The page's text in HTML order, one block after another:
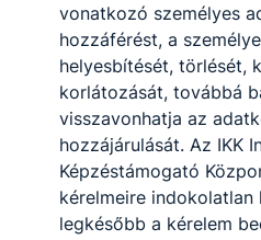
vonatkozó személyes
hozzáférést, a
helyesbítését, törlését,
korlátozását, továbbá
visszavonhatja az
hozzájárulását. Az IKK
Képzéstámogató
kérelmeire indokolatlan
legkésőbb a kérelem